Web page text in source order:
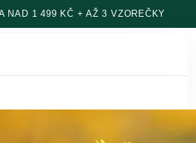
NAD 1 499 KČ + AŽ 3 VZOREČKY